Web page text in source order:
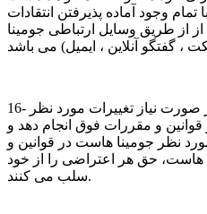
وجود آماده پذیرفتن انتقادات
از طریق وسایل ارتباطی جومینا
16- جومینا هاست مختار است که در صورت نیاز تغییرات مورد نظر
قوانین و مقررات فوق انجام دهد و
نظر جومینا هاست در قوانین و
حق هر اعتراضی را از خود
سلب می کنند.